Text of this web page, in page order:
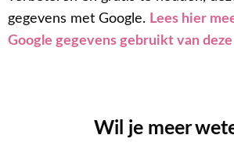
gegevens met Google. Lees hier
Google gegevens gebruikt van
Wil je meer